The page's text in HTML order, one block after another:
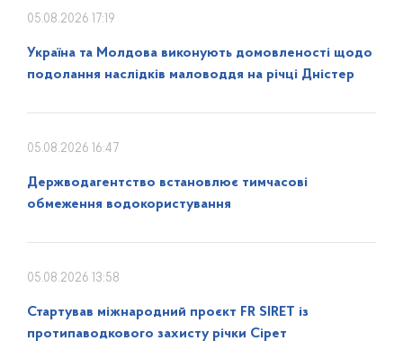
05.08.2026 17:19
Україна та Молдова виконують домовленості щодо
подолання наслідків маловоддя на річці Дністер
05.08.2026 16:47
Держводагентство встановлює тимчасові
обмеження водокористування
05.08.2026 13:58
Стартував міжнародний проєкт FR SIRET із
протипаводкового захисту річки Сірет